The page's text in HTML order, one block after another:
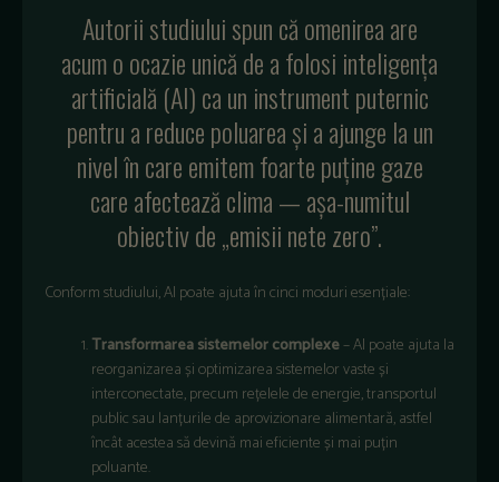
Autorii studiului spun că omenirea are
acum o ocazie unică de a folosi inteligența
artificială (AI) ca un instrument puternic
pentru a reduce poluarea și a ajunge la un
nivel în care emitem foarte puține gaze
care afectează clima — așa-numitul
obiectiv de „emisii nete zero”.
Conform studiului, AI poate ajuta în cinci moduri esențiale:
Transformarea sistemelor complexe– AI poate ajuta la
reorganizarea și optimizarea sistemelor vaste și
interconectate, precum rețelele de energie, transportul
public sau lanțurile de aprovizionare alimentară, astfel
încât acestea să devină mai eficiente și mai puțin
poluante.